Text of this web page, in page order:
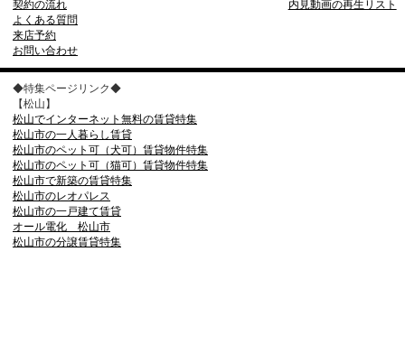
契約の流れ
よくある質問
来店予約
お問い合わせ
内見動画の再生リスト
◆特集ページリンク◆
【松山】
松山でインターネット無料の賃貸特集
松山市の一人暮らし賃貸
松山市のペット可（犬可）賃貸物件特集
松山市のペット可（猫可）賃貸物件特集
松山市で新築の賃貸特集
松山市のレオパレス
松山市の一戸建て賃貸
オール電化 松山市
松山市の分譲賃貸特集